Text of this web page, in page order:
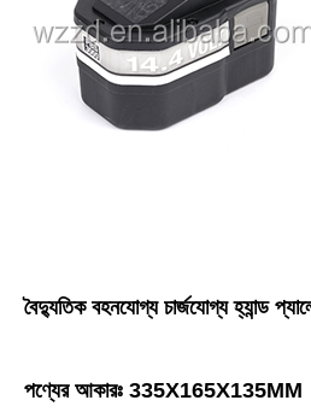
বৈদ্যুতিক বহনযোগ্য চার্জযোগ্য হ্যান্ড
পণ্যের আকারঃ 335X165X135MM